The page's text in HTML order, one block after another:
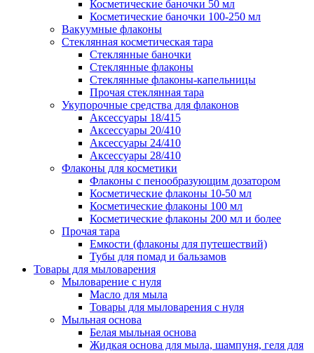
Косметические баночки 50 мл
Косметические баночки 100-250 мл
Вакуумные флаконы
Стеклянная косметическая тара
Стеклянные баночки
Стеклянные флаконы
Стеклянные флаконы-капельницы
Прочая стеклянная тара
Укупорочные средства для флаконов
Аксессуары 18/415
Аксессуары 20/410
Аксессуары 24/410
Аксессуары 28/410
Флаконы для косметики
Флаконы с пенообразующим дозатором
Косметические флаконы 10-50 мл
Косметические флаконы 100 мл
Косметические флаконы 200 мл и более
Прочая тара
Емкости (флаконы для путешествий)
Тубы для помад и бальзамов
Товары для мыловарения
Мыловарение с нуля
Масло для мыла
Товары для мыловарения с нуля
Мыльная основа
Белая мыльная основа
Жидкая основа для мыла, шампуня, геля для